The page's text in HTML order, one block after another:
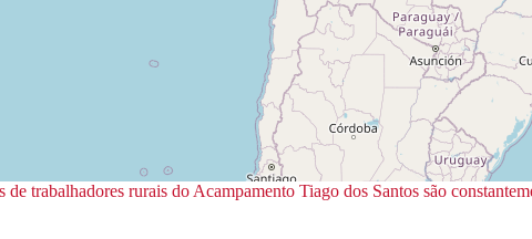
de trabalhadores rurais do Acampamento Tiago dos Santos são